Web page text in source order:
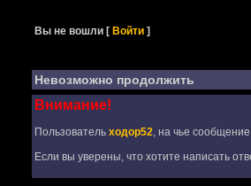
Вы не вошли [Войти ]
Невозможно продолжить
Внимание!
Пользователь ходор52, на чье
Если вы уверены, что хотите написать